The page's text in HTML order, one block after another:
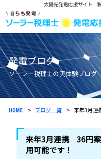
太陽光発電応援サイト ｜
発電ブログ
ソーラー税理士の実体験ブログ
HOME ブログ一覧 来年3月連
来年3月連携 36円
用可能です！